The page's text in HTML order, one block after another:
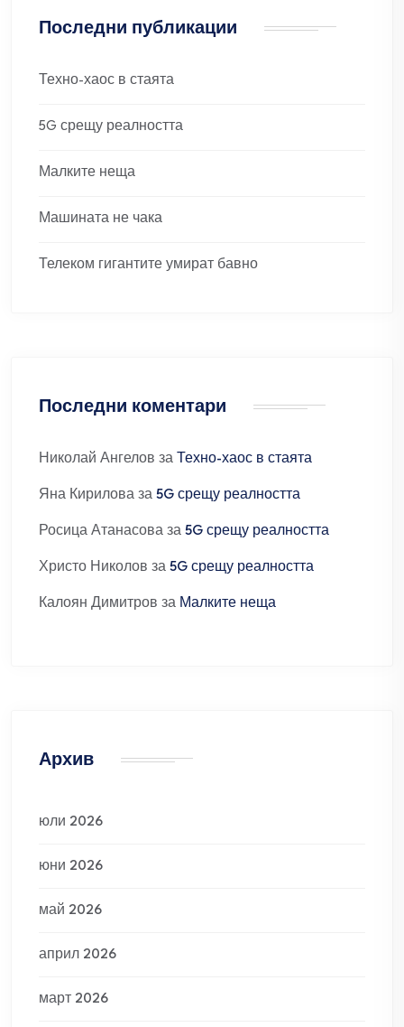
Последни публикации
Техно-хаос в стаята
5G срещу реалността
Малките неща
Машината не чака
Телеком гигантите умират бавно
Последни коментари
Николай Ангелов за Техно-хаос в стаята
Яна Кирилова за 5G срещу реалността
Росица Атанасова за 5G срещу реалността
Христо Николов за 5G срещу реалността
Калоян Димитров за Малките неща
Архив
юли 2026
юни 2026
май 2026
април 2026
март 2026